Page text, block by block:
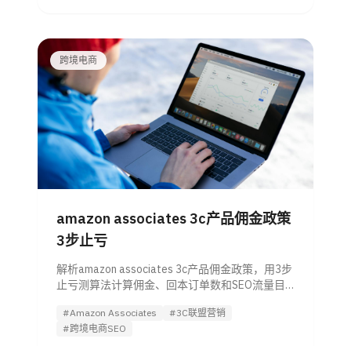
跨境电商
amazon associates 3c产品佣金政策
3步止亏
解析amazon associates 3c产品佣金政策，用3步
止亏测算法计算佣金、回本订单数和SEO流量目
#Amazon Associates
#3C联盟营销
#跨境电商SEO